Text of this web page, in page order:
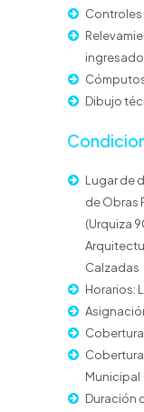
Dibujo
Lugar de
de Obras
(Urquiza
Calzadas
Horarios:
Cobertura
Municipal
Duración